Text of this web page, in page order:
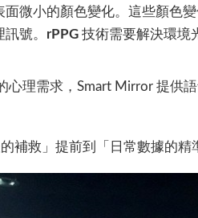
微小的顏色變化。這些顏色
號。 rPPG 技術需要解決環境
心理需求，Smart Mirror 提供
補救」提前到「日常數據的